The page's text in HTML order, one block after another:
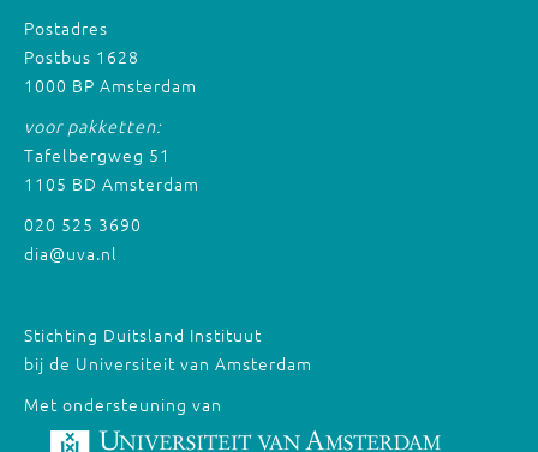
Postadres
Postbus 1628
1000 BP Amsterdam
voor pakketten:
Tafelbergweg 51
1105 BD Amsterdam
020 525 3690
dia@uva.nl
Stichting Duitsland Instituut
bij de Universiteit van Amsterdam
Met ondersteuning van